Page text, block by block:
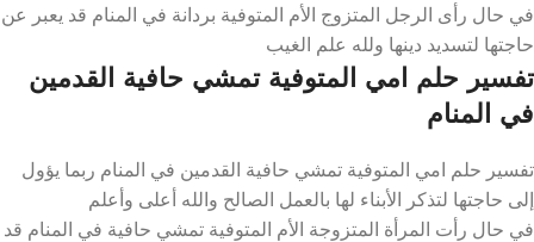
في حال رأى الرجل المتزوج الأم المتوفية بردانة في المنام قد يعبر عن
حاجتها لتسديد دينها ولله علم الغيب
تفسير حلم امي المتوفية تمشي حافية القدمين
في المنام
تفسير حلم امي المتوفية تمشي حافية القدمين في المنام ربما يؤول
إلى حاجتها لتذكر الأبناء لها بالعمل الصالح والله أعلى وأعلم
في حال رأت المرأة المتزوجة الأم المتوفية تمشي حافية في المنام قد